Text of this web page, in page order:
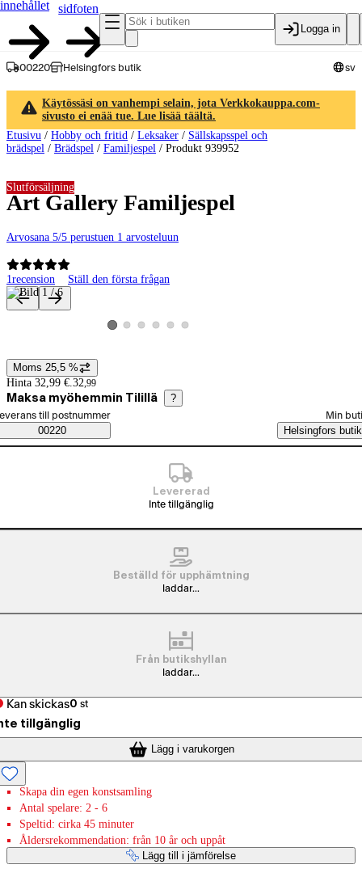
innehållet
sidfoten
Logga in
00220 Helsingfors butik sv
Käytössäsi on vanhempi selain, jota Verkkokauppa.com-
sivusto ei enää tue. Lue lisää täältä.
Etusivu / Hobby och fritid / Leksaker / Sällskapsspel och
brädspel / Brädspel / Familjespel / Produkt 939952
Art Gallery Familjespel
Arvosana 5/5 perustuen 1 arvosteluun
1recension Ställ den första frågan
Slutförsäljning
Produktbilder och videor
Visa produktbild 1
Visa produktbild 2
Visa produktbild 3
Visa produktbild 4
Visa produktbild 5
Visa produktbild 6
Prisinformation
Moms 25,5 %
Hinta 32,99 €. 32,99
Maksa myöhemmin Tilillä ?
Saatavuustiedot
beställningssätt
till postnummer
00220
Min
Helsingfors butik
Levererad
Inte tillgänglig
Beställd för upphämtning
laddar...
Från butikshyllan
laddar...
Kan skickas0 st
tillgänglig
Lägg i varukorgen
Skapa din egen konstsamling
Antal spelare: 2 - 6
Speltid: cirka 45 minuter
Åldersrekommendation: från 10 år och uppåt
Lägg till i jämförelse